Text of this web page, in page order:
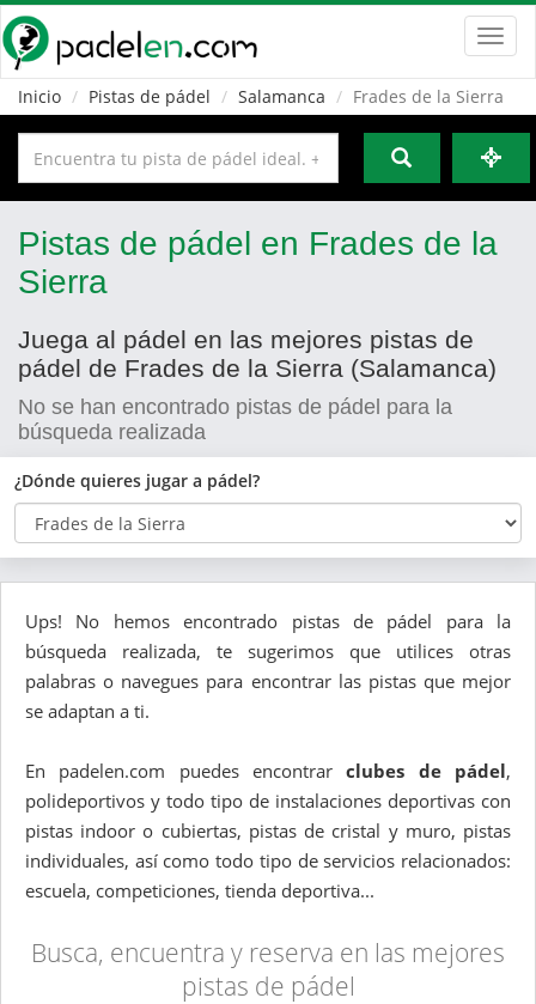
Inicio
Pistas de pádel Salamanca Frades de la Sierra
Pistas de pádel en Frades de la
Sierra
Juega al pádel en las mejores pistas de
pádel de Frades de la Sierra (Salamanca)
No se han encontrado pistas de pádel para la
búsqueda realizada
¿Dónde quieres jugar a pádel?
Ups! No hemos encontrado pistas de pádel para la
búsqueda realizada, te sugerimos que utilices otras
palabras o navegues para encontrar las pistas que mejor
se adaptan a ti.
En padelen.com puedes encontrarclubes de pádel,
polideportivos y todo tipo de instalaciones deportivas con
pistas indoor o cubiertas, pistas de cristal y muro, pistas
individuales, así como todo tipo de servicios relacionados:
escuela, competiciones, tienda deportiva...
Busca, encuentra y reserva en las mejores
pistas de pádel